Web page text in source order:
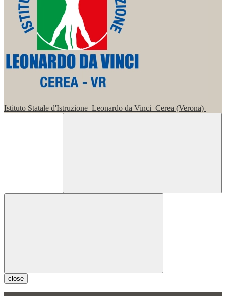
Istituto Statale d'Istruzione Leonardo da Vinci Cerea (Verona)
close